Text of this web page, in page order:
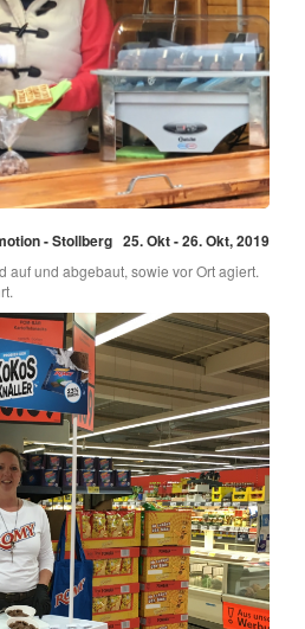
- Stollberg 25. Okt - 26. Okt, 2019
auf und abgebaut, sowie vor Ort agiert.